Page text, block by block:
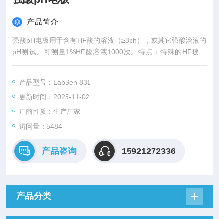
产品简介
强酸pH电极用于含有HF酸的溶液（≥3ph），或其它强酸溶液的
pH测试。可测量1%HF酸溶液1000次。特点：特殊的HF玻璃
膜，耐HF酸腐蚀；带银离子捕捉阱的参比系统，避免硫化银或蛋
产品型号：LabSen 831
更新时间：2025-11-02
厂商性质：生产厂家
访问量：5484
产品咨询 15921272336
产品分类